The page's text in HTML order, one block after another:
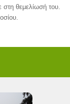
θεμελίωσή του.